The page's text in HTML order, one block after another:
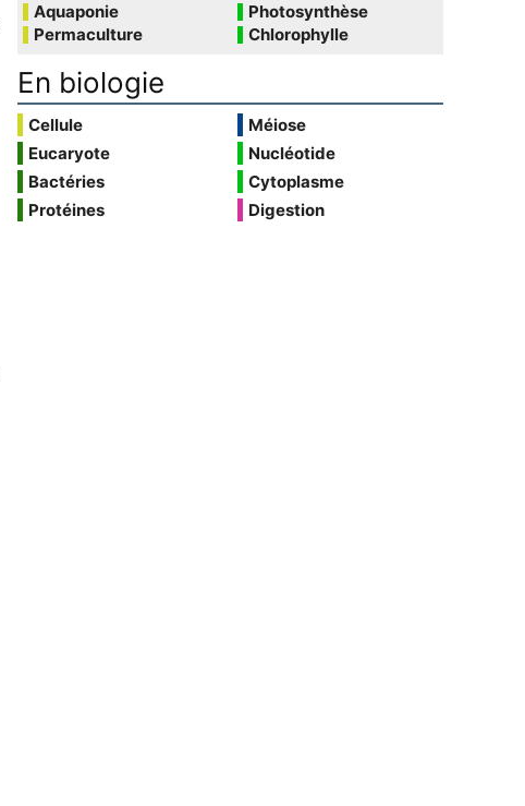
Aquaponie
Permaculture
Photosynthèse
Chlorophylle
En biologie
Cellule
Eucaryote
Bactéries
Protéines
Méiose
Nucléotide
Cytoplasme
Digestion